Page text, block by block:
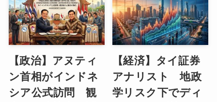
【政治】アヌティ
ン首相がインドネ
シア公式訪問 観
【経済】タイ証券
アナリスト 地政
学リスク下でディ